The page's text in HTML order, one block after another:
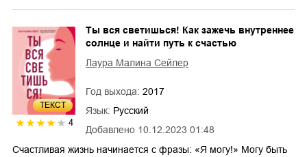
ТЕКСТ
4
Добавлено 10.12.2023 01:48
Ты вся светишься! Как зажечь внутреннее
солнце и найти путь к счастью
Лаура Малина Сейлер
Год выхода: 2017
Язык: Русский
Счастливая жизнь начинается с фразы: «Я могу!» Могу быть